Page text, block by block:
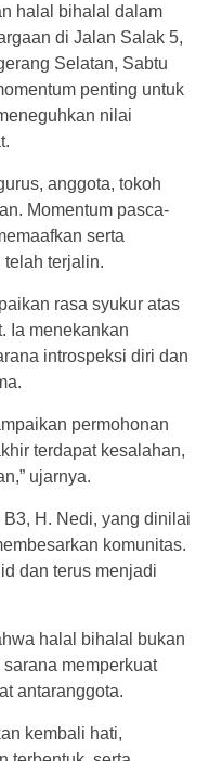
halal bihalal dalam
di Jalan Salak 5,
Selatan, Sabtu
penting untuk
nilai
anggota, tokoh
Momentum pasca-
serta
telah terjalin.
rasa syukur atas
Ia menekankan
introspeksi diri dan
permohonan
terdapat kesalahan,
ujarnya.
H. Nedi, yang dinilai
komunitas.
dan terus menjadi
halal bihalal bukan
memperkuat
antaranggota.
kembali hati,